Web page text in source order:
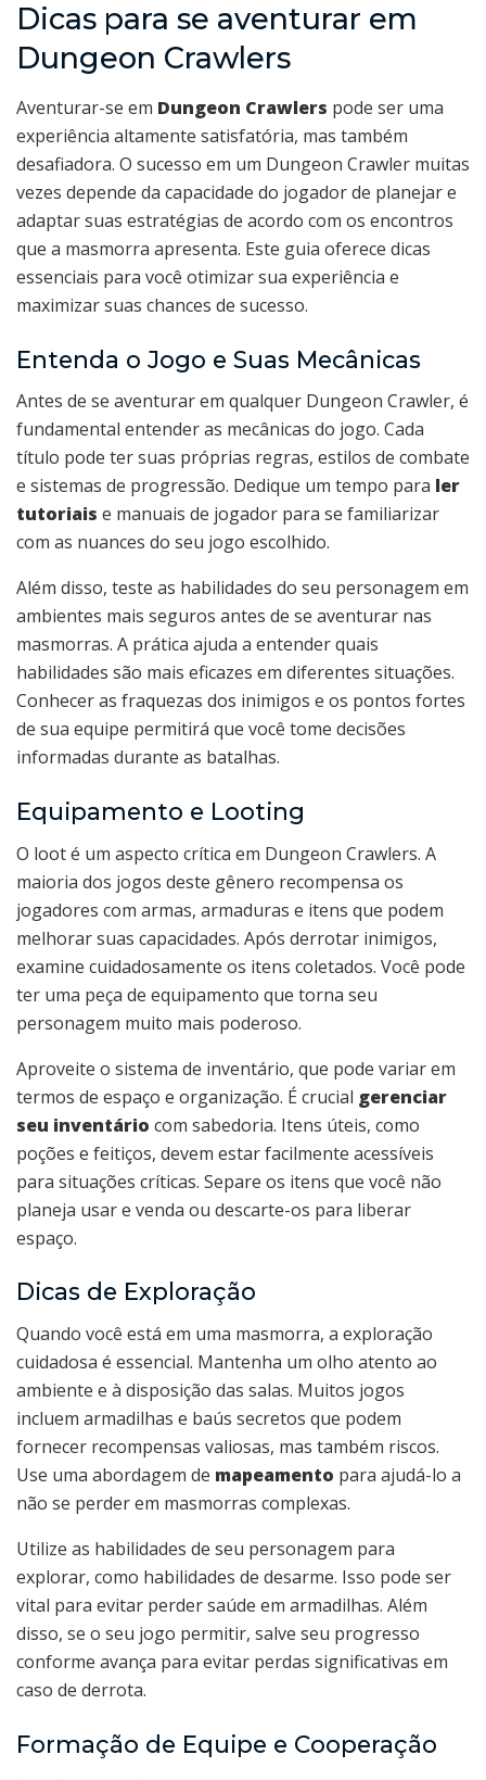
Dicas para se aventurar em
Dungeon Crawlers
Aventurar-se em Dungeon Crawlers pode ser uma
experiência altamente satisfatória, mas também
desafiadora. O sucesso em um Dungeon Crawler muitas
vezes depende da capacidade do jogador de planejar e
adaptar suas estratégias de acordo com os encontros
que a masmorra apresenta. Este guia oferece dicas
essenciais para você otimizar sua experiência e
maximizar suas chances de sucesso.
Entenda o Jogo e Suas Mecânicas
Antes de se aventurar em qualquer Dungeon Crawler, é
fundamental entender as mecânicas do jogo. Cada
título pode ter suas próprias regras, estilos de combate
e sistemas de progressão. Dedique um tempo para ler
tutoriais e manuais de jogador para se familiarizar
com as nuances do seu jogo escolhido.
Além disso, teste as habilidades do seu personagem em
ambientes mais seguros antes de se aventurar nas
masmorras. A prática ajuda a entender quais
habilidades são mais eficazes em diferentes situações.
Conhecer as fraquezas dos inimigos e os pontos fortes
de sua equipe permitirá que você tome decisões
informadas durante as batalhas.
Equipamento e Looting
O loot é um aspecto crítica em Dungeon Crawlers. A
maioria dos jogos deste gênero recompensa os
jogadores com armas, armaduras e itens que podem
melhorar suas capacidades. Após derrotar inimigos,
examine cuidadosamente os itens coletados. Você pode
ter uma peça de equipamento que torna seu
personagem muito mais poderoso.
Aproveite o sistema de inventário, que pode variar em
termos de espaço e organização. É crucial gerenciar
seu inventário com sabedoria. Itens úteis, como
poções e feitiços, devem estar facilmente acessíveis
para situações críticas. Separe os itens que você não
planeja usar e venda ou descarte-os para liberar
espaço.
Dicas de Exploração
Quando você está em uma masmorra, a exploração
cuidadosa é essencial. Mantenha um olho atento ao
ambiente e à disposição das salas. Muitos jogos
incluem armadilhas e baús secretos que podem
fornecer recompensas valiosas, mas também riscos.
Use uma abordagem de mapeamento para ajudá-lo a
não se perder em masmorras complexas.
Utilize as habilidades de seu personagem para
explorar, como habilidades de desarme. Isso pode ser
vital para evitar perder saúde em armadilhas. Além
disso, se o seu jogo permitir, salve seu progresso
conforme avança para evitar perdas significativas em
caso de derrota.
Formação de Equipe e Cooperação